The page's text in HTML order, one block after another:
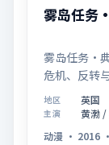
雾岛任务
雾岛任务·
危机、反转
观看。
地区 英国
主演
黄渤 /
动漫 · 2016 ·